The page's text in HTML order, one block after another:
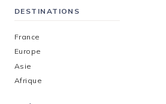
DESTINATIONS
France
Europe
Asie
Afrique